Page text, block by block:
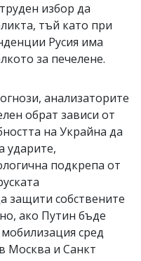
избор да
тъй като при
Русия има
за печелене.
анализаторите
обрат зависи от
на Украйна да
ударите,
подкрепа от
защити собствените
ако Путин бъде
сред
Москва и Санкт